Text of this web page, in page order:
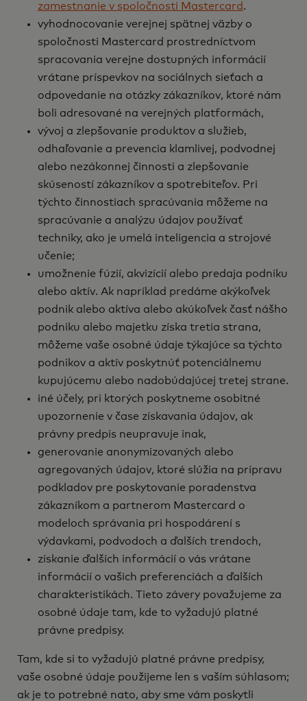
zamestnanie v spoločnosti Mastercard.
vyhodnocovanie verejnej spätnej väzby o
spoločnosti Mastercard prostredníctvom
spracovania verejne dostupných informácií
vrátane príspevkov na sociálnych sieťach a
odpovedanie na otázky zákazníkov, ktoré nám
boli adresované na verejných platformách,
vývoj a zlepšovanie produktov a služieb,
odhaľovanie a prevencia klamlivej, podvodnej
alebo nezákonnej činnosti a zlepšovanie
skúseností zákazníkov a spotrebiteľov. Pri
týchto činnostiach spracúvania môžeme na
spracúvanie a analýzu údajov používať
techniky, ako je umelá inteligencia a strojové
učenie;
umožnenie fúzií, akvizícií alebo predaja podniku
alebo aktív. Ak napríklad predáme akýkoľvek
podnik alebo aktíva alebo akúkoľvek časť nášho
podniku alebo majetku získa tretia strana,
môžeme vaše osobné údaje týkajúce sa týchto
podnikov a aktív poskytnúť potenciálnemu
kupujúcemu alebo nadobúdajúcej tretej strane.
iné účely, pri ktorých poskytneme osobitné
upozornenie v čase získavania údajov, ak
právny predpis neupravuje inak,
generovanie anonymizovaných alebo
agregovaných údajov, ktoré slúžia na prípravu
podkladov pre poskytovanie poradenstva
zákazníkom a partnerom Mastercard o
modeloch správania pri hospodárení s
výdavkami, podvodoch a ďalších trendoch,
získanie ďalších informácií o vás vrátane
informácií o vašich preferenciách a ďalších
charakteristikách. Tieto závery považujeme za
osobné údaje tam, kde to vyžadujú platné
právne predpisy.
Tam, kde si to vyžadujú platné právne predpisy,
vaše osobné údaje použijeme len s vaším súhlasom;
ak je to potrebné nato, aby sme vám poskytli